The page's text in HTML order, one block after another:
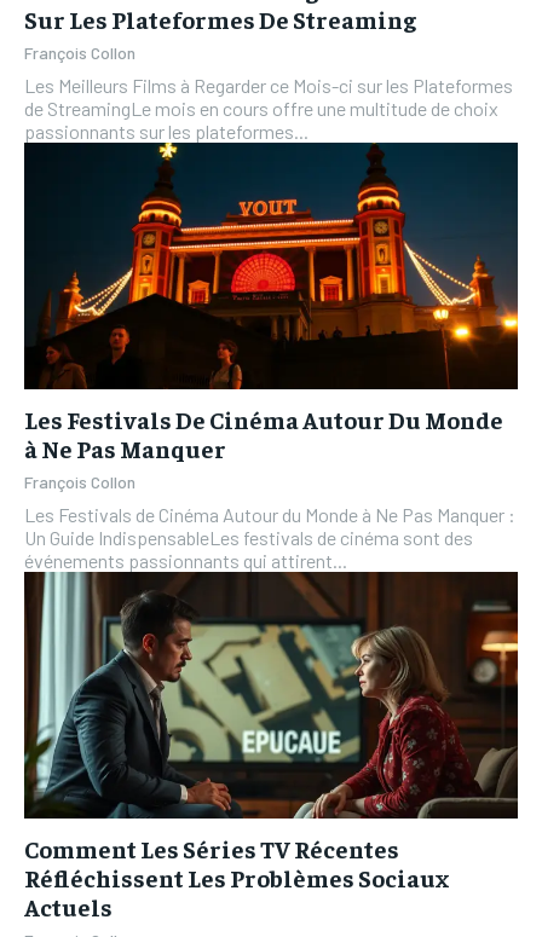
Sur Les Plateformes De Streaming
François Collon
Les Meilleurs Films à Regarder ce Mois-ci sur les Plateformes
de StreamingLe mois en cours offre une multitude de choix
passionnants sur les plateformes...
Les Festivals De Cinéma Autour Du Monde
à Ne Pas Manquer
François Collon
Les Festivals de Cinéma Autour du Monde à Ne Pas Manquer :
Un Guide IndispensableLes festivals de cinéma sont des
événements passionnants qui attirent...
Comment Les Séries TV Récentes
Réfléchissent Les Problèmes Sociaux
Actuels